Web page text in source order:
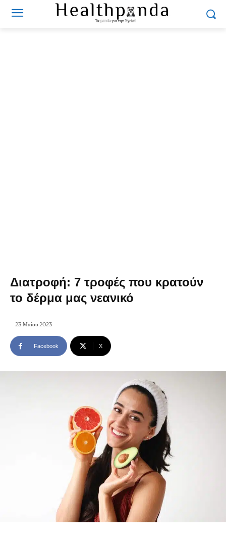
Διατροφή: 7 τροφές που κρατούν
το δέρμα μας νεανικό
23 Μαΐου 2023
Facebook X